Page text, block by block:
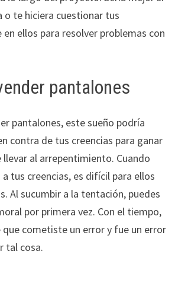
o te hiciera cuestionar tus
ellos para resolver problemas con
pantalones
pantalones, este sueño podría
contra de tus creencias para ganar
al arrepentimiento. Cuando
tus creencias, es difícil para ellos
Al sucumbir a la tentación, puedes
por primera vez. Con el tiempo,
cometiste un error y fue un error
tal cosa.